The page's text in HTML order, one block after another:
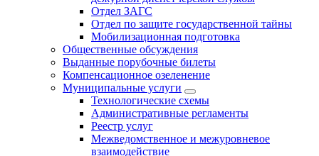
Отдел ЗАГС
Отдел по защите государственной тайны
Мобилизационная подготовка
Общественные обсуждения
Выданные порубочные билеты
Компенсационное озеленение
Муниципальные услуги
Технологические схемы
Административные регламенты
Реестр услуг
Межведомственное и межуровневое
взаимодействие